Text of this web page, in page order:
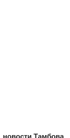
новости Тамбова